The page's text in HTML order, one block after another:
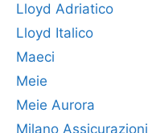
Lloyd Adriatico
Lloyd Italico
Maeci
Meie
Meie Aurora
Milano Assicurazioni